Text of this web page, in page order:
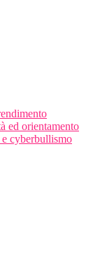
ed orientamento
cyberbullismo